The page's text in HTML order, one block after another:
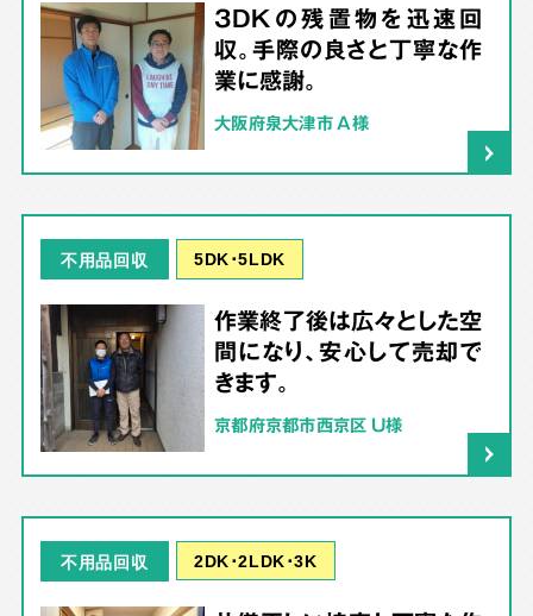
3DKの残置物を迅速回
収。手際の良さと丁寧な作
業に感謝。
大阪府泉大津市 A様
不用品回収 5DK･5LDK
作業終了後は広々とした空
間になり、安心して売却で
きます。
京都府京都市西京区 U様
不用品回収 2DK･2LDK･3K